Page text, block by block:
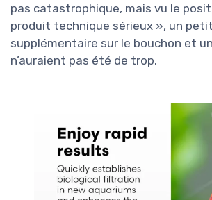
pas catastrophique, mais vu le
produit technique sérieux », un
supplémentaire sur le bouchon et
n’auraient pas été de trop.